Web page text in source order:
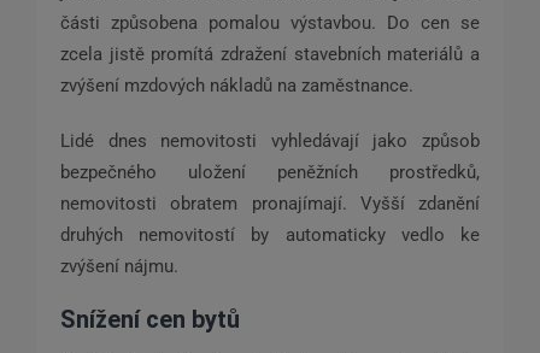
části způsobena pomalou výstavbou. Do cen se
zcela jistě promítá zdražení stavebních materiálů a
zvýšení mzdových nákladů na zaměstnance.
Lidé dnes nemovitosti vyhledávají jako způsob
bezpečného uložení peněžních prostředků,
nemovitosti obratem pronajímají. Vyšší zdanění
druhých nemovitostí by automaticky vedlo ke
zvýšení nájmu.
Snížení cen bytů